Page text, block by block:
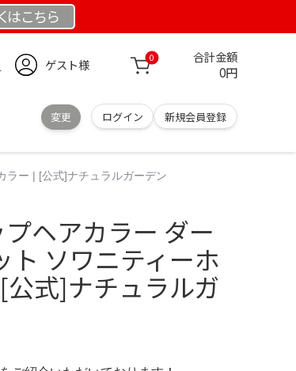
はこちら
ゲスト様 0 合計金額
0円
変更 ログイン 新規会員登録
ラー | [公式]ナチュラルガーデン
ヘアカラー ダー
ト ソワニティーホ
式]ナチュラルガ